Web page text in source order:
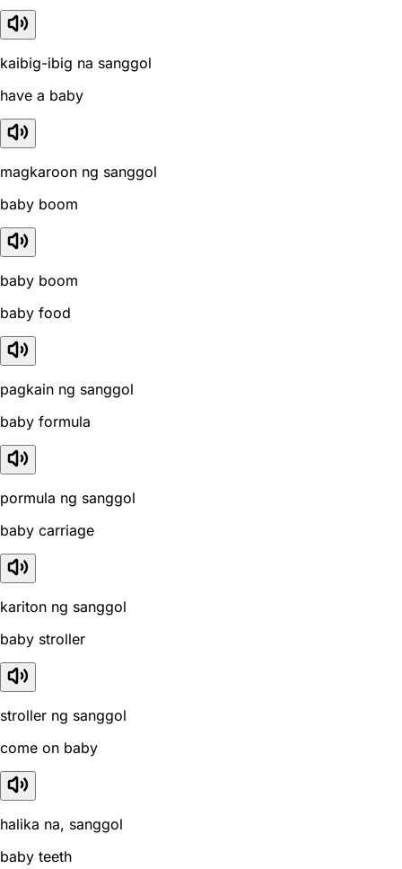
kaibig-ibig na sanggol
have a baby
magkaroon ng sanggol
baby boom
baby boom
baby food
pagkain ng sanggol
baby formula
pormula ng sanggol
baby carriage
kariton ng sanggol
baby stroller
stroller ng sanggol
come on baby
halika na, sanggol
baby teeth